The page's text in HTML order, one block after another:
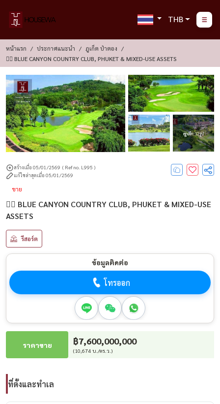
THB
หน้าแรก ประกาศแนะนำ
ภูเก็ต ป่าตอง
🏌️‍♂️ BLUE CANYON COUNTRY CLUB, PHUKET & MIXED-USE ASSETS
ดูรูปอีก : 12 รูป
สร้างเมื่อ 05/01/2569 ( Ref no. L995 )
แก้ไขล่าสุดเมื่อ 05/01/2569
ขาย
🏌️‍♂️ BLUE CANYON COUNTRY CLUB, PHUKET & MIXED-USE
ASSETS
รีสอร์ต
ข้อมูลติดต่อ
โทรออก
ราคาขาย ฿7,600,000,000
(10,674 บ./ตร.ว.)
ที่ตั้งและทำเล